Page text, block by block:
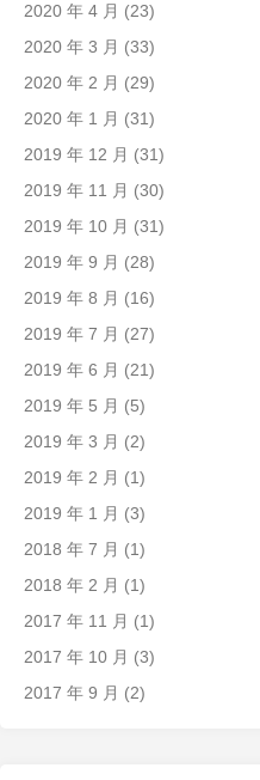
2020 年 4 月 (23)
2020 年 3 月 (33)
2020 年 2 月 (29)
2020 年 1 月 (31)
2019 年 12 月 (31)
2019 年 11 月 (30)
2019 年 10 月 (31)
2019 年 9 月 (28)
2019 年 8 月 (16)
2019 年 7 月 (27)
2019 年 6 月 (21)
2019 年 5 月 (5)
2019 年 3 月 (2)
2019 年 2 月 (1)
2019 年 1 月 (3)
2018 年 7 月 (1)
2018 年 2 月 (1)
2017 年 11 月 (1)
2017 年 10 月 (3)
2017 年 9 月 (2)